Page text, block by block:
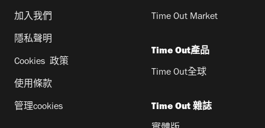
加入我們
隱私聲明
Cookies 政策
使用條款
管理cookies
Time Out Market
Time Out產品
Time Out全球
Time Out 雜誌